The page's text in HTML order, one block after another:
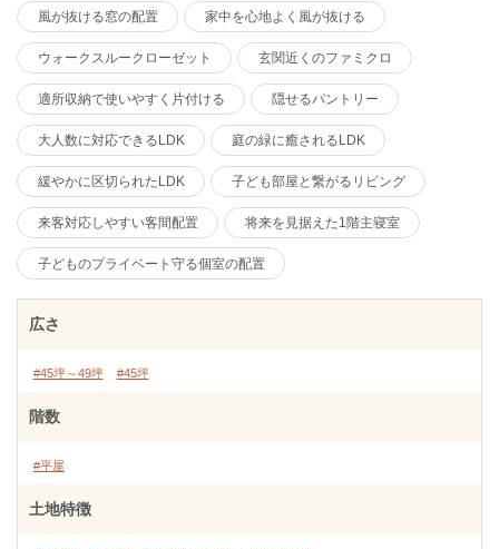
風が抜ける窓の配置 家中を心地よく風が抜ける
ウォークスルークローゼット 玄関近くのファミクロ
適所収納で使いやすく片付ける 隠せるパントリー
大人数に対応できるLDK 庭の緑に癒されるLDK
緩やかに区切られたLDK 子ども部屋と繋がるリビング
来客対応しやすい客間配置 将来を見据えた1階主寝室
子どものプライベート守る個室の配置
広さ
#45坪～49坪 #45坪
階数
#平屋
土地特徴